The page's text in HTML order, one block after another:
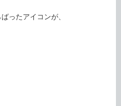
ったアイコンが、